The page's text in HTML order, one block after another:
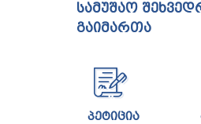
ᲡᲐᲛᲣᲨᲐᲝ
ᲒᲐᲘᲛᲐᲠᲗᲐ
ᲞᲔᲢᲘᲪᲘᲐ